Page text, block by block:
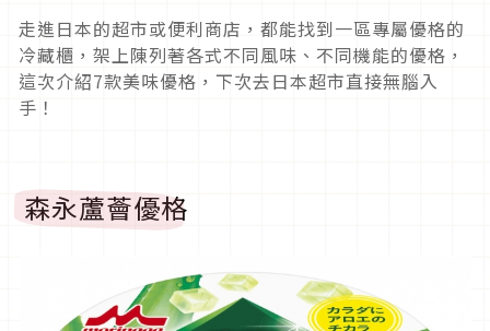
走進日本的超市或便利商店，都能找到一區專屬優格的
冷藏櫃，架上陳列著各式不同風味、不同機能的優格，
這次介紹7款美味優格，下次去日本超市直接無腦入
手！
森永蘆薈優格